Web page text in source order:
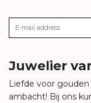
Juwelier
Liefde voor
ambacht! Bij ons